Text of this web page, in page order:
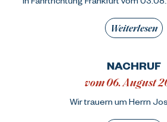
Weiterlesen
NACHRUF
vom 06. August
Wir trauern um Herrn